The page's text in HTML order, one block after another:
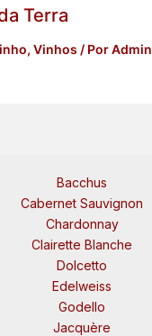
Terra
, Vinhos / PorAdmin
Bacchus
Cabernet Sauvignon
Chardonnay
Clairette Blanche
Dolcetto
Edelweiss
Godello
Jacquère